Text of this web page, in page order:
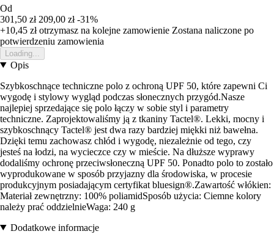
Od
301,50 zł 209,00 zł -31%
+10,45 złotrzymasz na kolejne zamowienie Zostana naliczone po
potwierdzeniu zamowienia
Loading...
Opis
Szybkoschnące techniczne polo z ochroną UPF 50, które zapewni Ci
wygodę i stylowy wygląd podczas słonecznych przygód.Nasze
najlepiej sprzedające się polo łączy w sobie styl i parametry
techniczne. Zaprojektowaliśmy ją z tkaniny Tactel®. Lekki, mocny i
szybkoschnący Tactel® jest dwa razy bardziej miękki niż bawełna.
Dzięki temu zachowasz chłód i wygodę, niezależnie od tego, czy
jesteś na łodzi, na wycieczce czy w mieście. Na dłuższe wyprawy
dodaliśmy ochronę przeciwsłoneczną UPF 50. Ponadto polo to zostało
wyprodukowane w sposób przyjazny dla środowiska, w procesie
produkcyjnym posiadającym certyfikat bluesign®.Zawartość włókien:
Materiał zewnętrzny: 100% poliamidSposób użycia: Ciemne kolory
należy prać oddzielnieWaga: 240 g
Dodatkowe informacje